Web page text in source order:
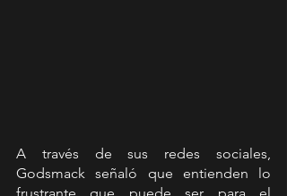
A través de sus redes sociales,
Godsmack señaló que entienden lo